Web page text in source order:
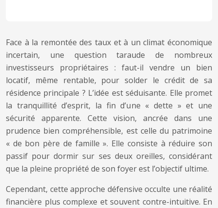
Face à la remontée des taux et à un climat économique
incertain, une question taraude de nombreux
investisseurs propriétaires : faut-il vendre un bien
locatif, même rentable, pour solder le crédit de sa
résidence principale ? L’idée est séduisante. Elle promet
la tranquillité d’esprit, la fin d’une « dette » et une
sécurité apparente. Cette vision, ancrée dans une
prudence bien compréhensible, est celle du patrimoine
« de bon père de famille ». Elle consiste à réduire son
passif pour dormir sur ses deux oreilles, considérant
que la pleine propriété de son foyer est l’objectif ultime.
Cependant, cette approche défensive occulte une réalité
financière plus complexe et souvent contre-intuitive. En